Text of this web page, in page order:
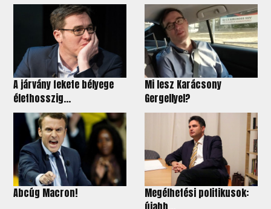
A járvány fekete bélyege
élethosszig...
Mi lesz Karácsony
Gergellyel?
Abcúg Macron!
Megélhetési politikusok: